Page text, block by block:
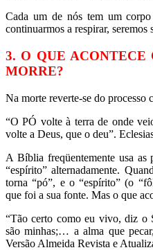
Cada um de nós tem um
continuarmos a respirar, seremos
3. O QUE ACONTECE
MORRE?
Na morte reverte-se do processo
“O PÓ volte à terra de onde
volte a Deus, que o deu”.
A Bíblia freqüentemente usa as
“espírito” alternadamente.
torna “pó”, e o “espírito” (o
que foi a sua fonte. Mas o que
“Tão certo como eu vivo, diz
são minhas;… a alma que
Versão Almeida Revista e